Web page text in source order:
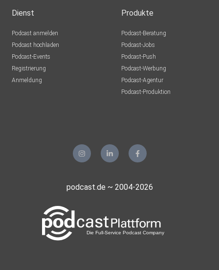
Dienst
Podcast anmelden
Podcast hochladen
Podcast-Events
Registrierung
Anmeldung
Produkte
Podcast-Beratung
Podcast-Jobs
Podcast-Push
Podcast-Werbung
Podcast-Agentur
Podcast-Produktion
podcast.de ~ 2004-2026